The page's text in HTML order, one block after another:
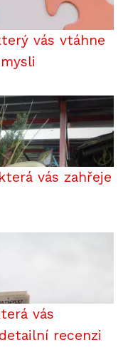
vás vtáhne
vás zahřeje
vás
recenzi